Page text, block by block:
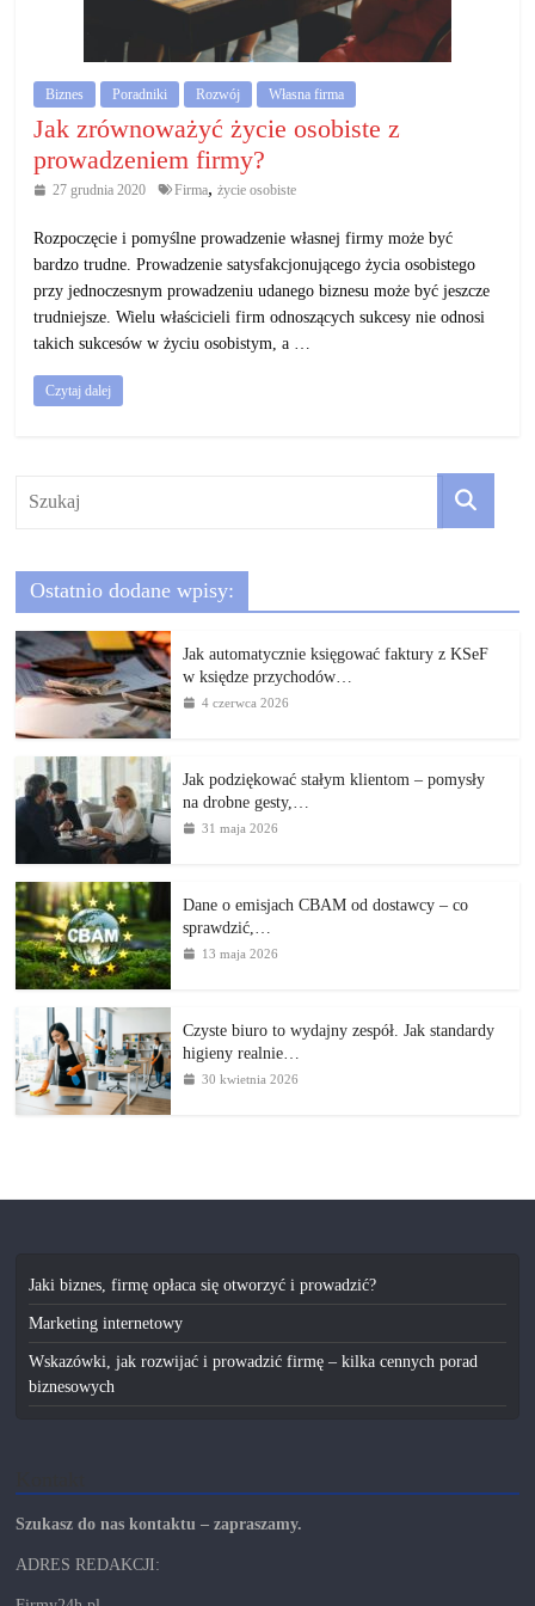
gospodarczą.
Porady
biznesowe
Biznes Poradniki Rozwój Własna firma
Jak zrównoważyć życie osobiste z
prowadzeniem firmy?
27 grudnia 2020 Firma, życie osobiste
Rozpoczęcie i pomyślne prowadzenie własnej firmy może być
bardzo trudne. Prowadzenie satysfakcjonującego życia osobistego
przy jednoczesnym prowadzeniu udanego biznesu może być jeszcze
trudniejsze. Wielu właścicieli firm odnoszących sukcesy nie odnosi
takich sukcesów w życiu osobistym, a …
Czytaj dalej
Ostatnio dodane wpisy:
Jak automatycznie księgować faktury z KSeF
w księdze przychodów…
4 czerwca 2026
Jak podziękować stałym klientom – pomysły
na drobne gesty,…
31 maja 2026
Dane o emisjach CBAM od dostawcy – co
sprawdzić,…
13 maja 2026
Czyste biuro to wydajny zespół. Jak standardy
higieny realnie…
30 kwietnia 2026
Jaki biznes, firmę opłaca się otworzyć i prowadzić?
Marketing internetowy
Wskazówki, jak rozwijać i prowadzić firmę – kilka cennych porad
biznesowych
Szukasz do nas kontaktu – zapraszamy.
ADRES REDAKCJI: